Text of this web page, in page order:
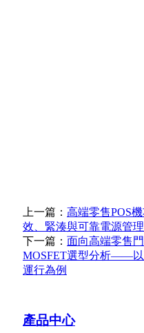
上一篇： 高端零售POS
效、緊湊與可靠電源管
下一篇： 面向高端零售
MOSFET選型分析——
運行為例
產品中心